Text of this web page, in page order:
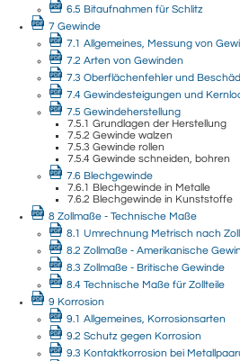
6.5 Bitaufnahmen für Schlitz
7 Gewinde
7.1 Allgemeines, Messung von
7.2 Arten von Gewinden
7.3 Oberflächenfehler und
7.4 Gewindesteigungen und
7.5 Gewindeherstellung
7.5.1 Grundlagen der Herstellung
7.5.2 Gewinde walzen
7.5.3 Gewinde rollen
7.5.4 Gewinde schneiden, bohren
7.6 Blechgewinde
7.6.1 Blechgewinde in Metalle
7.6.2 Blechgewinde in Kunststoffe
8 Zollmaße - Technische Maße
8.1 Umrechnung Metrisch nach Zoll
8.2 Zollmaße - Amerikanische
8.3 Zollmaße - Britische Gewinde
8.4 Technische Maße für Zollteile
9 Korrosion
9.1 Allgemeines, Korrosionsarten
9.2 Schutz gegen Korrosion
9.3 Kontaktkorrosion bei